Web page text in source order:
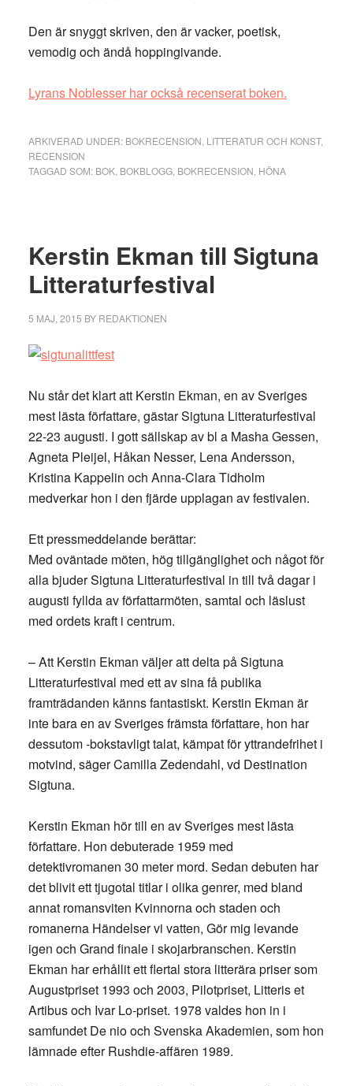
Den är snyggt skriven, den är vacker, poetisk,
vemodig och ändå hoppingivande.
Lyrans Noblesser har också recenserat boken.
ARKIVERAD UNDER: BOKRECENSION LITTERATUR OCH KONST,
RECENSION
TAGGAD SOM: BOK, BOKBLOGG, BOKRECENSION HÖNA
Kerstin Ekman till Sigtuna
Litteraturfestival
5 MAJ, 2015 BY REDAKTIONEN
Nu står det klart att Kerstin Ekman, en av Sveriges
mest lästa författare, gästar Sigtuna Litteraturfestival
22-23 augusti. I gott sällskap av bl a Masha Gessen,
Agneta Pleijel, Håkan Nesser, Lena Andersson,
Kristina Kappelin och Anna-Clara Tidholm
medverkar hon i den fjärde upplagan av festivalen.
Ett pressmeddelande berättar:
Med oväntade möten, hög tillgänglighet och något för
alla bjuder Sigtuna Litteraturfestival in till två dagar i
augusti fyllda av författarmöten, samtal och läslust
med ordets kraft i centrum.
– Att Kerstin Ekman väljer att delta på Sigtuna
Litteraturfestival med ett av sina få publika
framträdanden känns fantastiskt. Kerstin Ekman är
inte bara en av Sveriges främsta författare, hon har
dessutom -bokstavligt talat, kämpat för yttrandefrihet i
motvind, säger Camilla Zedendahl, vd Destination
Sigtuna.
Kerstin Ekman hör till en av Sveriges mest lästa
författare. Hon debuterade 1959 med
detektivromanen 30 meter mord. Sedan debuten har
det blivit ett tjugotal titlar i olika genrer, med bland
annat romansviten Kvinnorna och staden och
romanerna Händelser vi vatten, Gör mig levande
igen och Grand finale i skojarbranschen. Kerstin
Ekman har erhållit ett flertal stora litterära priser som
Augustpriset 1993 och 2003, Pilotpriset, Litteris et
Artibus och Ivar Lo-priset. 1978 valdes hon in i
samfundet De nio och Svenska Akademien, som hon
lämnade efter Rushdie-affären 1989.